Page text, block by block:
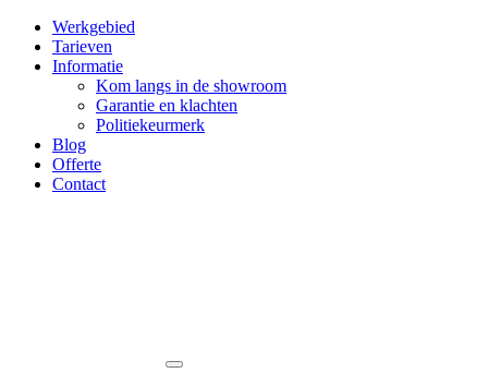
Werkgebied
Tarieven
Informatie
Kom langs in de showroom
Garantie en klachten
Politiekeurmerk
Blog
Offerte
Contact